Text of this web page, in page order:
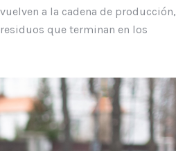
a la cadena de producción,
que terminan en los